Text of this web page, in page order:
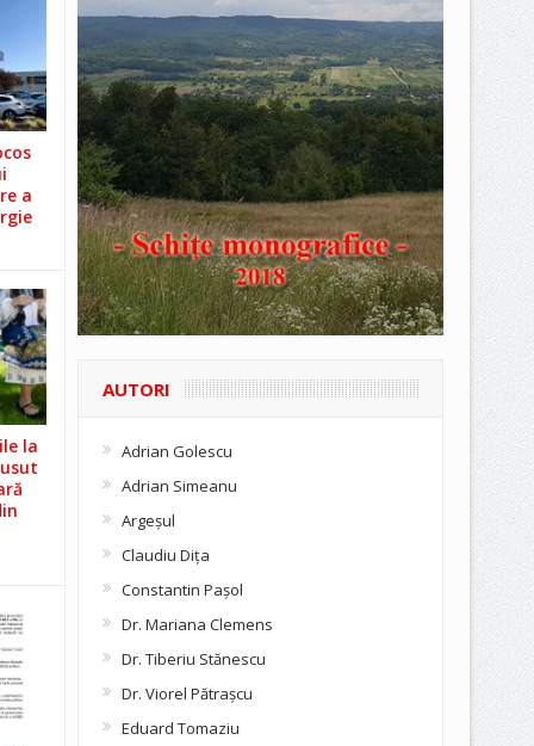
a
la
AUTORI
Adrian Golescu
Adrian Simeanu
Argeşul
Claudiu Diţa
Constantin Pașol
Dr. Mariana Clemens
Dr. Tiberiu Stănescu
Dr. Viorel Pătraşcu
Eduard Tomaziu